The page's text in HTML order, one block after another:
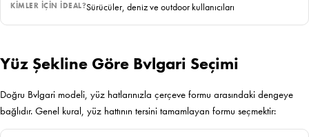
Sürücüler, deniz ve outdoor kullanıcıları
Yüz Şekline Göre Bvlgari Seçimi
Doğru Bvlgari modeli, yüz hatlarınızla çerçeve formu arasındaki dengeye
bağlıdır. Genel kural, yüz hattının tersini tamamlayan formu seçmektir: